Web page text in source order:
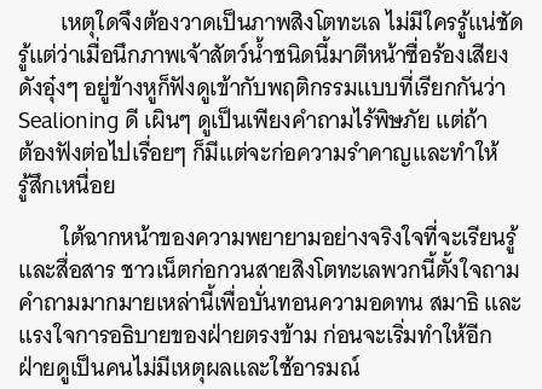
เหตุใดจึงต้องวาดเป็นภาพสิงโตทะเล ไม่มีใครรู้แน่ชัด
รู้แต่ว่าเมื่อนึกภาพเจ้าสัตว์น้ำชนิดนี้มาตีหน้าซื่อร้องเสียง
ดังอุ๋งๆ อยู่ข้างหูก็ฟังดูเข้ากับพฤติกรรมแบบที่เรียกกันว่า
Sealioning ดี เผินๆ ดูเป็นเพียงคำถามไร้พิษภัย แต่ถ้า
ต้องฟังต่อไปเรื่อยๆ ก็มีแต่จะก่อความรำคาญและทำให้
รู้สึกเหนื่อย
ใต้ฉากหน้าของความพยายามอย่างจริงใจที่จะเรียนรู้
และสื่อสาร ชาวเน็ตก่อกวนสายสิงโตทะเลพวกนี้ตั้งใจถาม
คำถามมากมายเหล่านี้เพื่อบั่นทอนความอดทน สมาธิ และ
แรงใจการอธิบายของฝ่ายตรงข้าม ก่อนจะเริ่มทำให้อีก
ฝ่ายดูเป็นคนไม่มีเหตุผลและใช้อารมณ์